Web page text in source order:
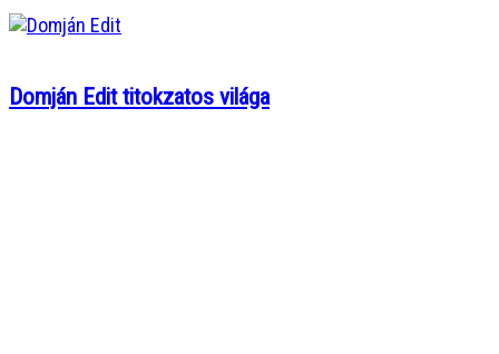
Domján Edit titokzatos világa